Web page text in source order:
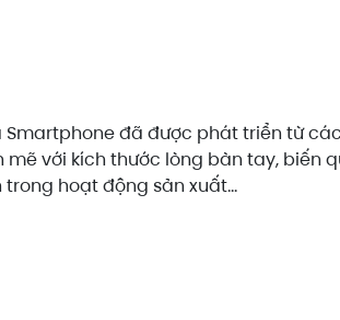
đã được phát triển từ
với kích thước lòng bàn tay, biến
hoạt động sản xuất...